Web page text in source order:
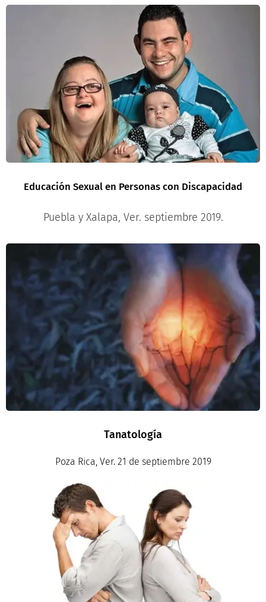
Educación Sexual en Personas con Discapacidad
Puebla y Xalapa, Ver. septiembre 2019.
Tanatología
Poza Rica, Ver. 21 de septiembre 2019